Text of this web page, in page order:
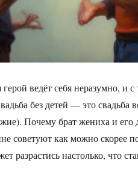
ведёт себя неразумно, и
без детей — это свадьба
Почему брат жениха и его
советуют как можно скорее
разрастись настолько, что